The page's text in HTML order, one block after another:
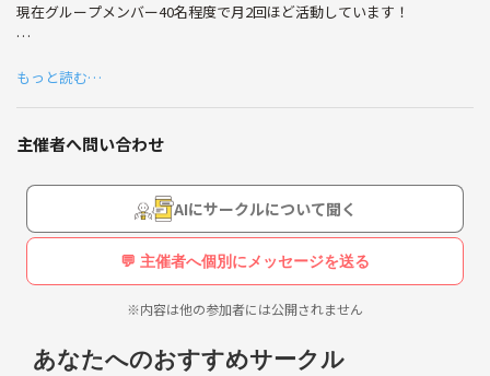
現在グループメンバー40名程度で月2回ほど活動しています！
んでもいいです！
一緒に仲良くハンドボールやりましょう！
もっと読む…
主催者へ問い合わせ
AIにサークルについて聞く
💬 主催者へ個別にメッセージを送る
※内容は他の参加者には公開されません
あなたへのおすすめサークル